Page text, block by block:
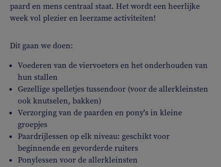
paard en mens centraal staat. Het wordt een heerlijke
week vol plezier en leerzame activiteiten!
Dit gaan we doen:
Voederen van de viervoeters en het onderhouden van
hun stallen
Gezellige spelletjes tussendoor (voor de allerkleinsten
ook knutselen, bakken)
Verzorging van de paarden en pony's in kleine
groepjes
Paardrijlessen op elk niveau: geschikt voor
beginnende en gevorderde ruiters
Ponylessen voor de allerkleinsten